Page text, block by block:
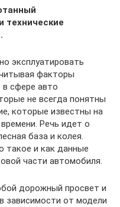
технические
эксплуатировать
факторы
сфере авто
не всегда понятны
которые известны на
Речь идет о
база и колея.
такое и как данные
части автомобиля.
дорожный просвет и
зависимости от модели